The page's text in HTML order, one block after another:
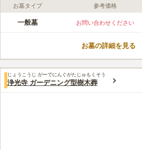
ライフドット編集部のコメント
東武伊勢崎線「竹ノ塚駅」から徒歩約
置しており、周囲には住宅や学校など
口コミ評価
この霊園はまだ誰からも評価されていません。
お墓タイプ 参考価格
一般墓 お問い合わせください
お墓の詳細を見る
じょうこうじ がーでにんぐがたじゅもくそう
浄光寺 ガーデニング型樹木葬